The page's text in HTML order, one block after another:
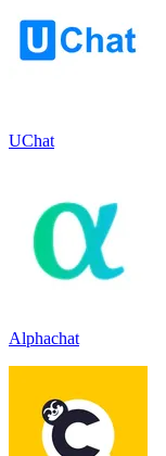
UChat
Alphachat